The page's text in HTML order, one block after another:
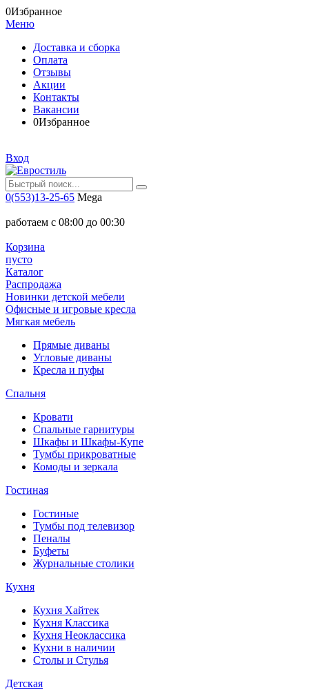
0Избранное
Меню
Доставка и сборка
Оплата
Отзывы
Акции
Контакты
Вакансии
0Избранное
Вход
0(553)13-25-65 Mega
работаем с 08:00 до 00:30
Корзина
пусто
Каталог
Распродажа
Новинки детской мебели
Офисные и игровые кресла
Мягкая мебель
Прямые диваны
Угловые диваны
Кресла и пуфы
Спальня
Кровати
Спальные гарнитуры
Шкафы и Шкафы-Купе
Тумбы прикроватные
Комоды и зеркала
Гостиная
Гостиные
Тумбы под телевизор
Пеналы
Буфеты
Журнальные столики
Кухня
Кухня Хайтек
Кухня Классика
Кухня Неоклассика
Кухни в наличии
Столы и Стулья
Детская